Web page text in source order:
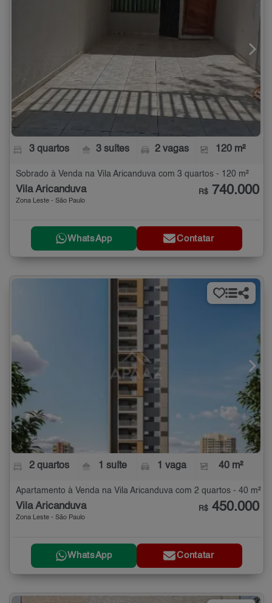
3 quartos 3 suítes 2 vagas 120 m²
Sobrado à Venda na Vila Aricanduva com 3 quartos - 120 m²
Vila Aricanduva
Zona Leste - São Paulo
R$ 740.000
WhatsApp Contatar
2 quartos 1 suíte 1 vaga 40 m²
Apartamento à Venda na Vila Aricanduva com 2 quartos - 40 m²
Vila Aricanduva
Zona Leste - São Paulo
R$ 450.000
WhatsApp Contatar